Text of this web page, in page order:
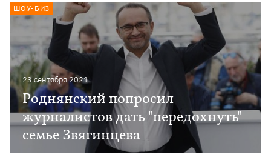
23 сентября 2021
Роднянский попросил
журналистов дать "передохнуть"
семье Звягинцева
ШОУ-БИЗ